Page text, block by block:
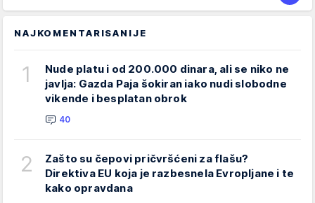
NAJKOMENTARISANIJE
1
Nude platu i od 200.000 dinara, ali se niko ne
javlja: Gazda Paja šokiran iako nudi slobodne
vikende i besplatan obrok
40
2
Zašto su čepovi pričvršćeni za flašu?
Direktiva EU koja je razbesnela Evropljane i te
kako opravdana